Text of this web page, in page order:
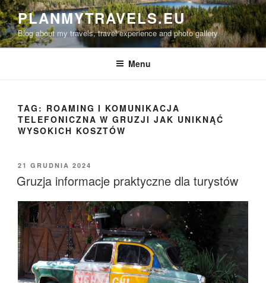
Przejdź
do
treści
PLANMYTRAVELS.EU
Blog about my travels, travel experience and photo gallery
Menu
TAG: ROAMING I KOMUNIKACJA
TELEFONICZNA W GRUZJI JAK UNIKNĄĆ
WYSOKICH KOSZTÓW
OPUBLIKOWANE
W
21 GRUDNIA 2024
Gruzja informacje praktyczne dla turystów